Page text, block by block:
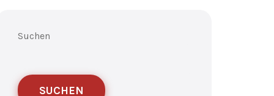
Suchen
SUCHEN